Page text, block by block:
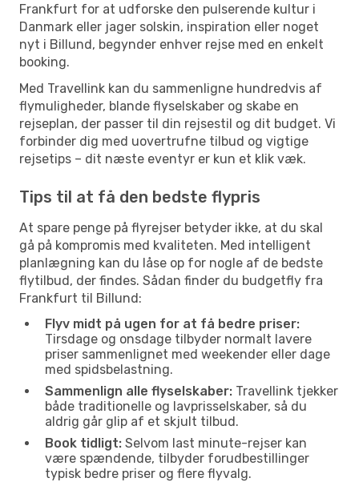
Frankfurt for at udforske den pulserende kultur i
Danmark eller jager solskin, inspiration eller noget
nyt i Billund, begynder enhver rejse med en enkelt
booking.
Med Travellink kan du sammenligne hundredvis af
flymuligheder, blande flyselskaber og skabe en
rejseplan, der passer til din rejsestil og dit budget. Vi
forbinder dig med uovertrufne tilbud og vigtige
rejsetips – dit næste eventyr er kun et klik væk.
Tips til at få den bedste flypris
At spare penge på flyrejser betyder ikke, at du skal
gå på kompromis med kvaliteten. Med intelligent
planlægning kan du låse op for nogle af de bedste
flytilbud, der findes. Sådan finder du budgetfly fra
Frankfurt til Billund:
Flyv midt på ugen for at få bedre priser:
Tirsdage og onsdage tilbyder normalt lavere
priser sammenlignet med weekender eller dage
med spidsbelastning.
Sammenlign alle flyselskaber: Travellink tjekker
både traditionelle og lavprisselskaber, så du
aldrig går glip af et skjult tilbud.
Book tidligt: Selvom last minute-rejser kan
være spændende, tilbyder forudbestillinger
typisk bedre priser og flere flyvalg.